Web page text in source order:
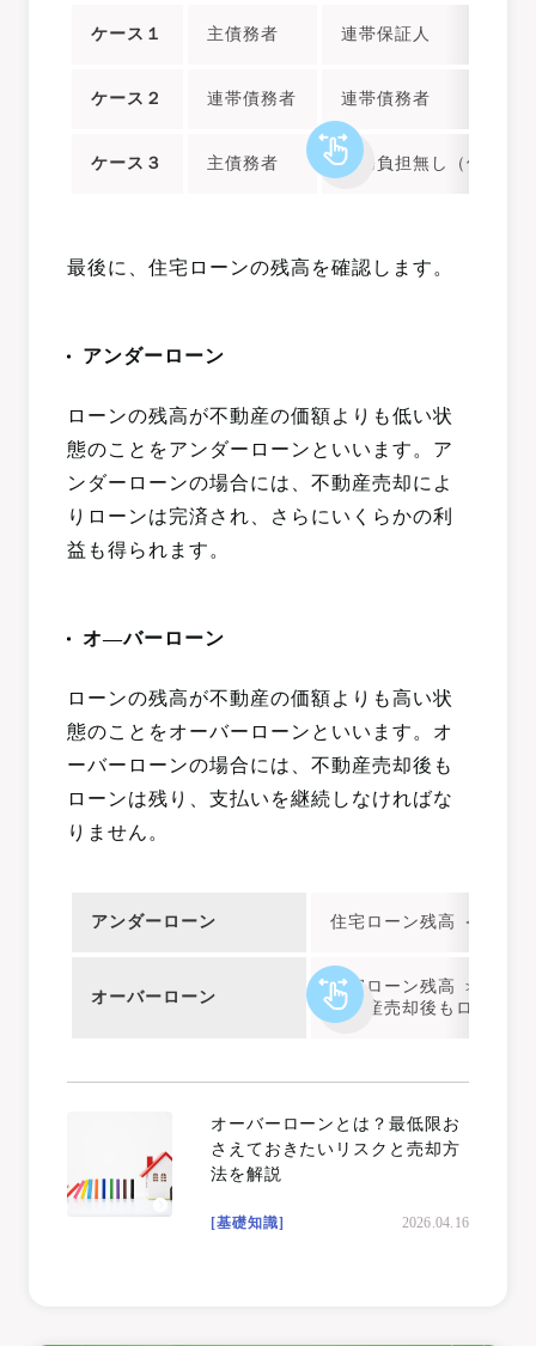
ケース１ 主債務者 連帯保証人
ケース２ 連帯債務者 連帯債務者
ケース３ 主債務者 債務負担無し（保証協
最後に、住宅ローンの残高を確認します。
アンダーローン
ローンの残高が不動産の価額よりも低い状
態のことをアンダーローンといいます。ア
ンダーローンの場合には、不動産売却によ
りローンは完済され、さらにいくらかの利
益も得られます。
オ―バーローン
ローンの残高が不動産の価額よりも高い状
態のことをオーバーローンといいます。オ
ーバーローンの場合には、不動産売却後も
ローンは残り、支払いを継続しなければな
りません。
アンダーローン 住宅ローン残高 ＜ 不動
オーバーローン
住宅ローン残高 ＞ 不動
不動産売却後もローンは
オーバーローンとは？最低限お
さえておきたいリスクと売却方
法を解説
[基礎知識] 2026.04.16